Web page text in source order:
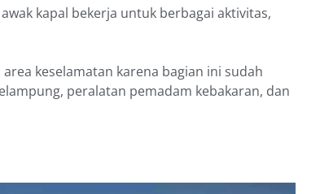
kapal bekerja untuk berbagai aktivitas,
keselamatan karena bagian ini sudah
peralatan pemadam kebakaran, dan